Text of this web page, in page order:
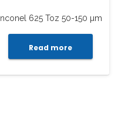
Inconel 625 Toz 50-150 µm
Read more